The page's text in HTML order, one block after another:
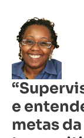
e
metas
“Supervisor
precisa
conhecer
e
entender
as
expectativas
e
metas
da
empresa
e
conseguir
transmitir